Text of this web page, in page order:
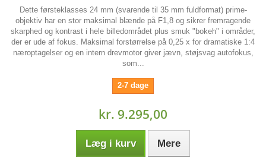
Dette førsteklasses 24 mm (svarende til 35 mm fuldformat) prime-
objektiv har en stor maksimal blænde på F1,8 og sikrer fremragende
skarphed og kontrast i hele billedområdet plus smuk "bokeh" i områder,
der er ude af fokus. Maksimal forstørrelse på 0,25 x for dramatiske 1:4
næroptagelser og en intern drevmotor giver jævn, støjsvag autofokus,
som...
2-7 dage
kr. 9.295,00
Læg i kurv Mere